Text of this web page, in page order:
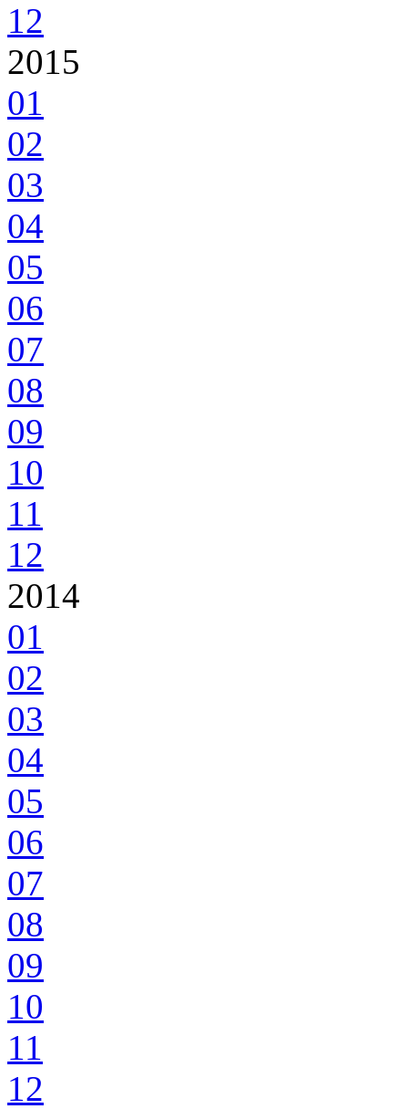
12
2015
01
02
03
04
05
06
07
08
09
10
11
12
2014
01
02
03
04
05
06
07
08
09
10
11
12